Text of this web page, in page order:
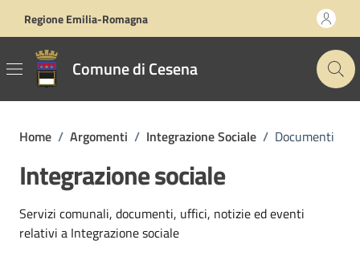
Regione Emilia-Romagna
Comune di Cesena
Home / Argomenti / Integrazione Sociale / Documenti
Integrazione sociale
Dettagli dell'argomento
Servizi comunali, documenti, uffici, notizie ed eventi
relativi a Integrazione sociale